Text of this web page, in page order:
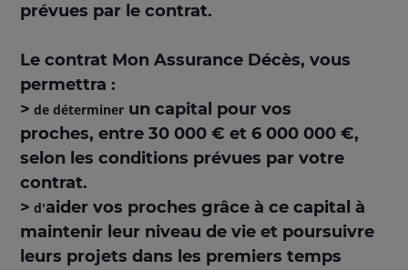
prévues par le contrat.
Le contrat Mon Assurance Décès, vous
permettra :
> de déterminer un capital pour vos
proches, entre 30 000 € et 6 000 000 €,
selon les conditions prévues par votre
contrat.
> d'aider vos proches grâce à ce capital à
maintenir leur niveau de vie et poursuivre
leurs projets dans les premiers temps